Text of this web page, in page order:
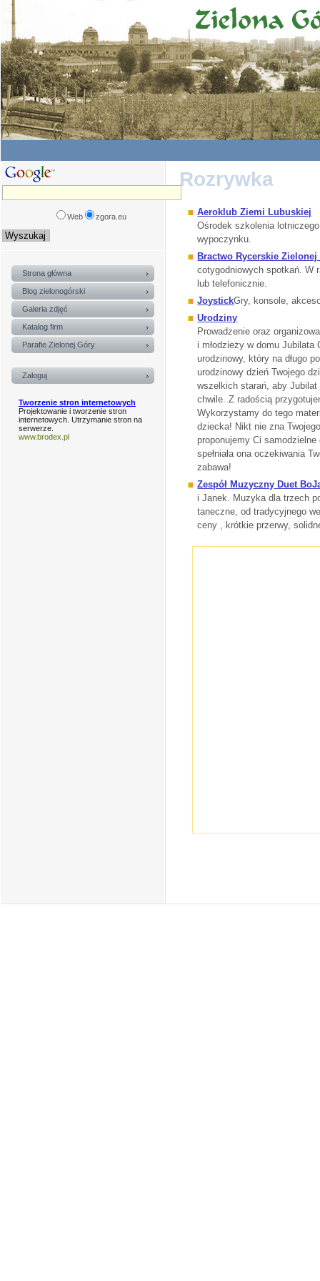
Rozrywka
Aeroklub Ziemi Lubuskiej
Ośrodek szkolenia
wypoczynku.
Bractwo Rycerskie Zielonej
cotygodniowych spotkań. W
lub telefonicznie.
JoystickGry, konsole,
Urodziny
Prowadzenie oraz
i młodzieży w domu
urodzinowy, który na długo
urodzinowy dzień Twojego
wszelkich starań, aby
chwile. Z radością
Wykorzystamy do tego
dziecka! Nikt nie zna
proponujemy Ci
spełniała ona oczekiwania
zabawa!
Zespół Muzyczny Duet
i Janek. Muzyka dla trzech
taneczne, od tradycyjnego
ceny , krótkie przerwy,
Web zgora.eu
Strona główna
Blog zielonogórski
Galeria zdjęć
Katalog firm
Parafie Zielonej Góry
Zaloguj
Tworzenie stron internetowych
Projektowanie i tworzenie stron
internetowych. Utrzymanie stron na
serwerze.
www.brodex.pl